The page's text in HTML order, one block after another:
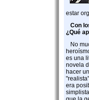
estar
Con
¿Qué
No
es una
novela
hacer
era